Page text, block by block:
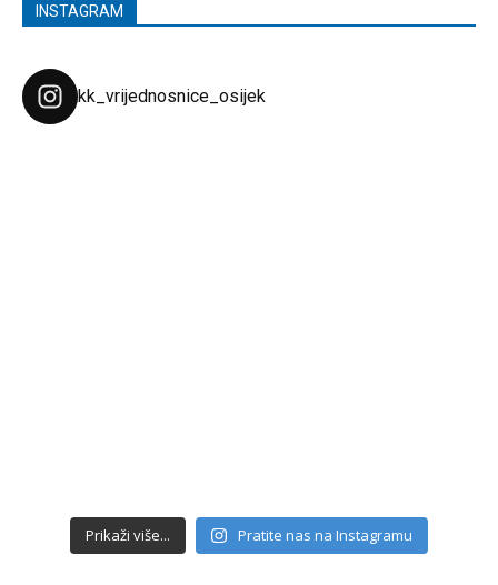
INSTAGRAM
kk_vrijednosnice_osijek
Prikaži više... Pratite nas na Instagramu